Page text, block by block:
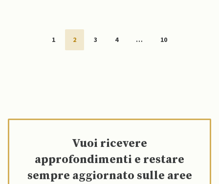
1 2 3 4 … 10
Vuoi ricevere
approfondimenti e restare
sempre aggiornato sulle aree